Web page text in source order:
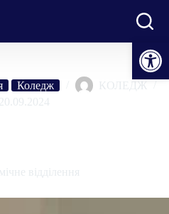
Відкрити Панель інструментів
Коледж
КОЛЕДЖ
20.09.2024
відділення